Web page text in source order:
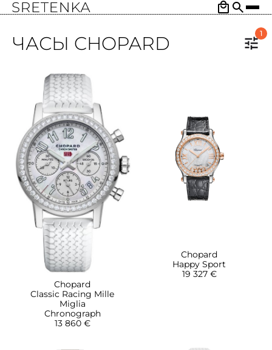
ЧАСЫ CHOPARD 1
Chopard
Classic Racing Mille
Miglia
Chronograph
13 860 €
Chopard
Happy Sport
19 327 €